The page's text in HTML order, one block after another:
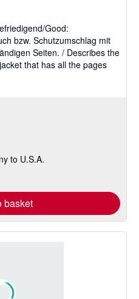
to U.S.A.
basket
Good:
bzw. Schutzumschlag mit
Seiten. / Describes the
that has all the pages